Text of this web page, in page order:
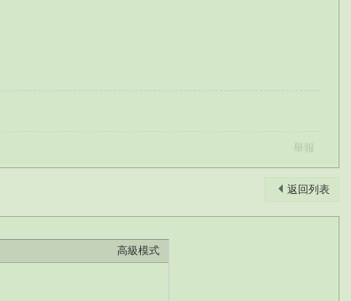
舉報
返回列表
高級模式